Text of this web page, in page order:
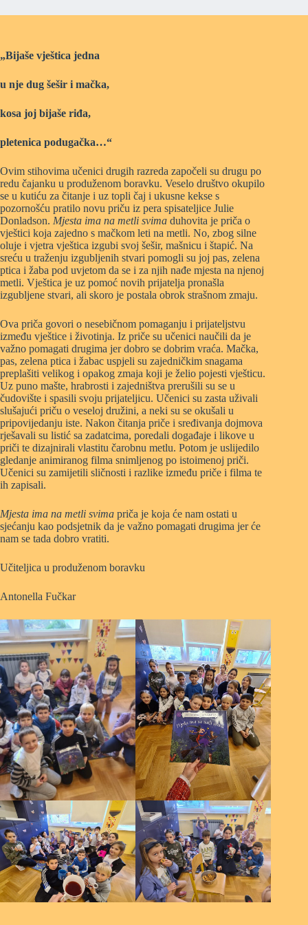
„Bijaše vještica jedna
u nje dug šešir i mačka,
kosa joj bijaše riđa,
pletenica podugačka…“
Ovim stihovima učenici drugih razreda započeli su drugu po
redu čajanku u produženom boravku. Veselo društvo okupilo
se u kutiću za čitanje i uz topli čaj i ukusne kekse s
pozornošću pratilo novu priču iz pera spisateljice Julie
Donladson. Mjesta ima na metli svima duhovita je priča o
vještici koja zajedno s mačkom leti na metli. No, zbog silne
oluje i vjetra vještica izgubi svoj šešir, mašnicu i štapić. Na
sreću u traženju izgubljenih stvari pomogli su joj pas, zelena
ptica i žaba pod uvjetom da se i za njih nađe mjesta na njenoj
metli. Vještica je uz pomoć novih prijatelja pronašla
izgubljene stvari, ali skoro je postala obrok strašnom zmaju.
Ova priča govori o nesebičnom pomaganju i prijateljstvu
između vještice i životinja. Iz priče su učenici naučili da je
važno pomagati drugima jer dobro se dobrim vraća. Mačka,
pas, zelena ptica i žabac uspjeli su zajedničkim snagama
preplašiti velikog i opakog zmaja koji je želio pojesti vješticu.
Uz puno mašte, hrabrosti i zajedništva prerušili su se u
čudovište i spasili svoju prijateljicu. Učenici su zasta uživali
slušajući priču o veseloj družini, a neki su se okušali u
pripovijedanju iste. Nakon čitanja priče i sređivanja dojmova
rješavali su listić sa zadatcima, poredali događaje i likove u
priči te dizajnirali vlastitu čarobnu metlu. Potom je uslijedilo
gledanje animiranog filma snimljenog po istoimenoj priči.
Učenici su zamijetili sličnosti i razlike između priče i filma te
ih zapisali.
Mjesta ima na metli svima priča je koja će nam ostati u
sjećanju kao podsjetnik da je važno pomagati drugima jer će
nam se tada dobro vratiti.
Učiteljica u produženom boravku
Antonella Fučkar